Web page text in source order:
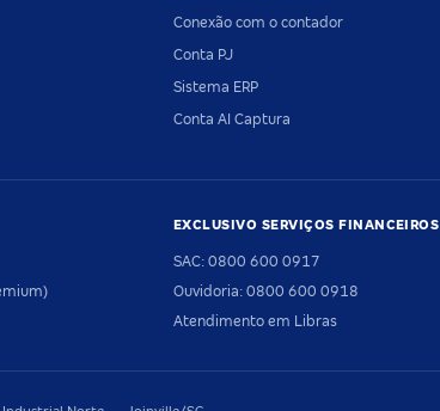
Conexão com o contador
Conta PJ
Sistema ERP
Conta AI Captura
EXCLUSIVO SERVIÇOS FINANCEIROS
SAC: 0800 600 0917
Ouvidoria: 0800 600 0918
Atendimento em Libras